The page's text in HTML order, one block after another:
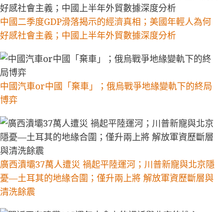
中國二季度GDP滑落揭示的經濟真相；美國年輕人為何
好感社會主義；中國上半年外貿數據深度分析
中國汽車or中國「棄車」；俄烏戰爭地緣變軌下的終局
博弈
廣西潰壩37萬人遭災 禍起平陸運河；川普新寵與北京隱
憂—土耳其的地緣合圍；僅升兩上將 解放軍資歷斷層與
清洗餘震